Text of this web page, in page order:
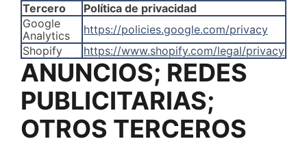
Tercero
Política de privacidad
Google
Analytics
https://policies.google.com/privacy
Shopify
https://www.shopify.com/legal/privacy
ANUNCIOS; REDES
PUBLICITARIAS;
OTROS TERCEROS